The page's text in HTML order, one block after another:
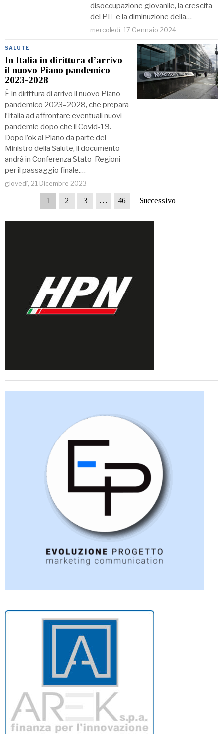
disoccupazione giovanile, la crescita
del PIL e la diminuzione della…
mercoledì, 17 Gennaio 2024
SALUTE
In Italia in dirittura d’arrivo
il nuovo Piano pandemico
2023-2028
È in dirittura di arrivo il nuovo Piano
pandemico 2023–2028, che prepara
l’Italia ad affrontare eventuali nuovi
pandemie dopo che il Covid-19.
Dopo l’ok al Piano da parte del
Ministro della Salute, il documento
andrà in Conferenza Stato-Regioni
per il passaggio finale.…
giovedì, 21 Dicembre 2023
1 2 3 … 46 Successivo